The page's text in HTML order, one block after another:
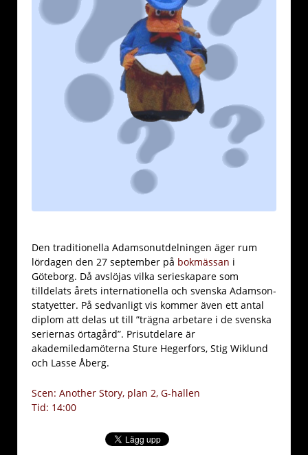
Den traditionella Adamsonutdelningen äger rum
lördagen den 27 september på bokmässan i
Göteborg. Då avslöjas vilka serieskapare som
tilldelats årets internationella och svenska Adamson-
statyetter. På sedvanligt vis kommer även ett antal
diplom att delas ut till ”trägna arbetare i de svenska
seriernas örtagård”. Prisutdelare är
akademiledamöterna Sture Hegerfors, Stig Wiklund
och Lasse Åberg.
Scen: Another Story, plan 2, G-hallen
Tid: 14:00